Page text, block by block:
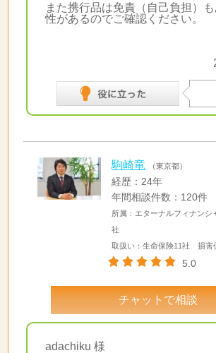
また携行品は免責（自己負担）
性があるのでご確認ください。
駒崎竜 （東京都）
経歴：24年
年間相談件数：120件
所属：エターナルフィナンシ
社
取扱い：生命保険11社 損害
5.0
チャットで相談
adachiku 様